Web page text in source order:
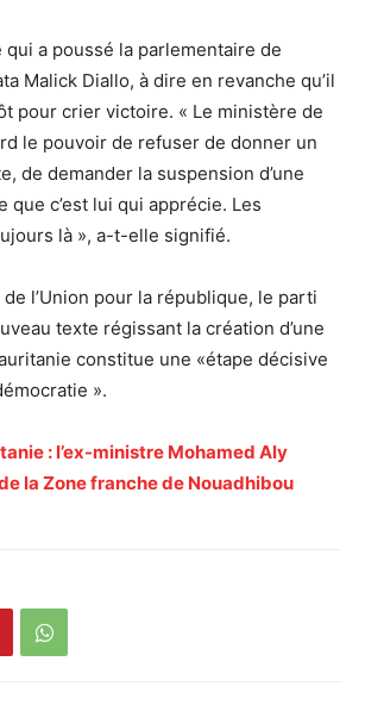
qui a poussé la parlementaire de
Malick Diallo, à dire en revanche qu’il
pour crier victoire. « Le ministère de
le pouvoir de refuser de donner un
de demander la suspension d’une
que c’est lui qui apprécie. Les
là », a-t-elle signifié.
l’Union pour la république, le parti
texte régissant la création d’une
constitue une «étape décisive
».
: l’ex-ministre Mohamed Aly
la Zone franche de Nouadhibou